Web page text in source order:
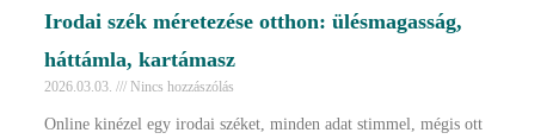
Irodai szék méretezése otthon: ülésmagasság,
háttámla, kartámasz
2026.03.03. Nincs hozzászólás
Online kinézel egy irodai széket, minden adat stimmel, mégis ott